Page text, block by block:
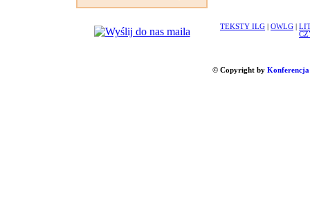
TEKSTY ILG OWLG
© Copyright by Konferencja